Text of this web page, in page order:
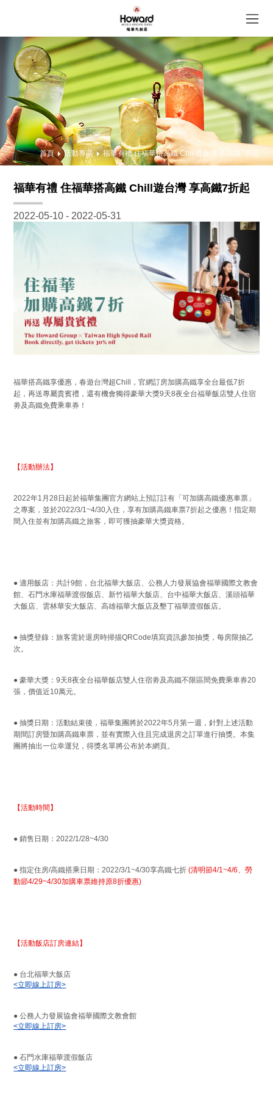
首頁 活動專區 福華有禮 住福華搭高鐵 Chill遊台灣 享高鐵7折起
福華有禮 住福華搭高鐵 Chill遊台灣 享高鐵7折起
2022-05-10 - 2022-05-31
福華搭高鐵享優惠，春遊台灣超Chill，官網訂房加購高鐵享全台最低7折
起，再送專屬貴賓禮，還有機會獨得豪華大獎9天8夜全台福華飯店雙人住宿
劵及高鐵免費乘車券！
【活動辦法】
2022年1月28日起於福華集團官方網站上預訂註有「可加購高鐵優惠車票」
之專案，並於2022/3/1~4/30入住，享有加購高鐵車票7折起之優惠！指定期
間入住並有加購高鐵之旅客，即可獲抽豪華大獎資格。
● 適用飯店：共計9館，台北福華大飯店、公務人力發展協會福華國際文教會
館、石門水庫福華渡假飯店、新竹福華大飯店、台中福華大飯店、溪頭福華
大飯店、雲林華安大飯店、高雄福華大飯店及墾丁福華渡假飯店。
● 抽獎登錄：旅客需於退房時掃描QRCode填寫資訊參加抽獎，每房限抽乙
次。
● 豪華大獎：9天8夜全台福華飯店雙人住宿劵及高鐵不限區間免費乘車券20
張，價值近10萬元。
● 抽獎日期：活動結束後，福華集團將於2022年5月第一週，針對上述活動
期間訂房暨加購高鐵車票，並有實際入住且完成退房之訂單進行抽獎。本集
團將抽出一位幸運兒，得獎名單將公布於本網頁。
【活動時間】
● 銷售日期：2022/1/28~4/30
● 指定住房/高鐵搭乘日期：2022/3/1~4/30享高鐵七折 (清明節4/1~4/6、勞
動節4/29~4/30加購車票維持原8折優惠)
【活動飯店訂房連結】
● 台北福華大飯店
<立即線上訂房>
● 公務人力發展協會福華國際文教會館
<立即線上訂房>
● 石門水庫福華渡假飯店
<立即線上訂房>